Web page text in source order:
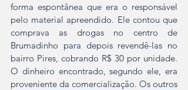
forma espontânea que era o responsável
pelo material apreendido. Ele contou que
comprava as drogas no centro de
Brumadinho para depois revendê-las no
bairro Pires, cobrando R$ 30 por unidade.
O dinheiro encontrado, segundo ele, era
proveniente da comercialização. Os outros